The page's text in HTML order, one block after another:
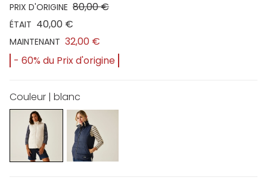
PRIX D'ORIGINE 80,00 €
ÉTAIT 40,00 €
MAINTENANT 32,00 €
- 60% du Prix d'origine
Couleur | blanc